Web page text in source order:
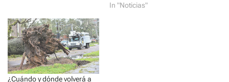
i
n
n
e
w
w
i
n
d
s
i
n
n
e
w
w
i
n
In "Noticias"
¿Cuándo y dónde volverá a